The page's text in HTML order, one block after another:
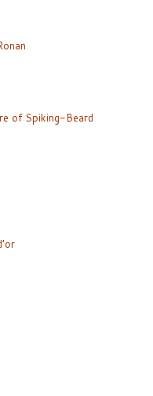
of Spiking-Beard